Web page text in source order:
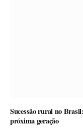
Sucessão rural no
próxima geração